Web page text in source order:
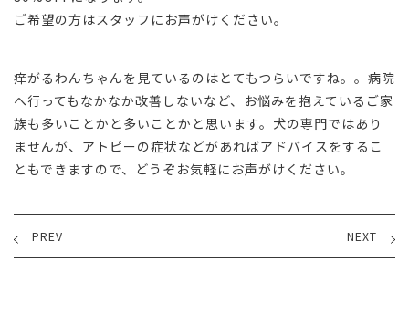
ご希望の方はスタッフにお声がけください。
痒がるわんちゃんを見ているのはとてもつらいですね。。病院
へ行ってもなかなか改善しないなど、お悩みを抱えているご家
族も多いことかと多いことかと思います。犬の専門ではあり
ませんが、アトピーの症状などがあればアドバイスをするこ
ともできますので、どうぞお気軽にお声がけください。
PREV NEXT